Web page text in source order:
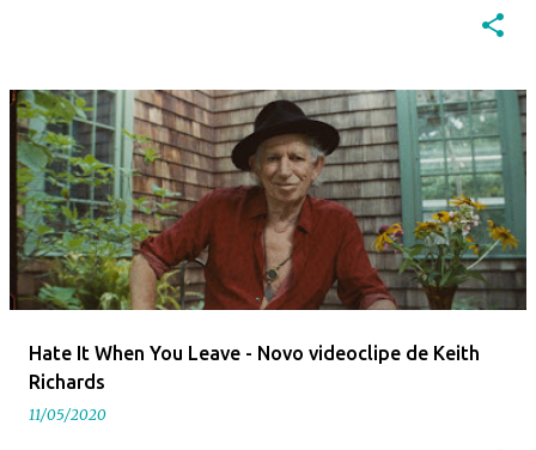
Hate It When You Leave - Novo videoclipe de Keith
Richards
11/05/2020